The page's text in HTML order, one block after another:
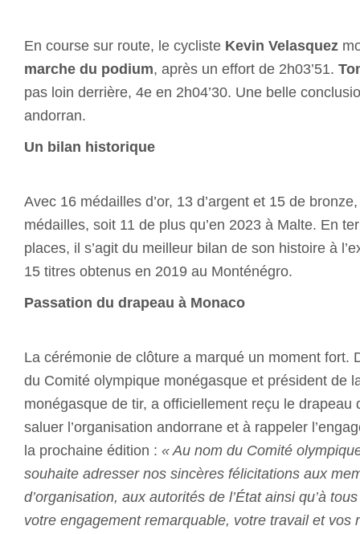
En course sur route, le cycliste Kevin Velasquez
marche du podium, après un effort de 2h03’51.
pas loin derrière, 4e en 2h04’30. Une belle
andorran.
Un bilan historique
Avec 16 médailles d’or, 13 d’argent et 15 de
médailles, soit 11 de plus qu’en 2023 à Malte. En
places, il s’agit du meilleur bilan de son histoire à
15 titres obtenus en 2019 au Monténégro.
Passation du drapeau à Monaco
La cérémonie de clôture a marqué un moment fort.
du Comité olympique monégasque et président de
monégasque de tir, a officiellement reçu le drapeau
saluer l’organisation andorrane et à rappeler
la prochaine édition : « Au nom du Comité
souhaite adresser nos sincères félicitations aux
d’organisation, aux autorités de l’État ainsi qu’à
votre engagement remarquable, votre travail et vos